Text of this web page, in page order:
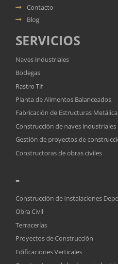
Contacto
Blog
SERVICIOS
Naves Industriales
Bodegas
Rastro Tif
Planta de Alimentos Balanceados
Fabricación de Estructuras
Construcción de naves industriales
Gestión de proyectos de
Constructoras de obras civiles
-
Construcción de Instalaciones
Obra Civil
Terracerías
Proyectos de Construcción
Edificaciones Verticales